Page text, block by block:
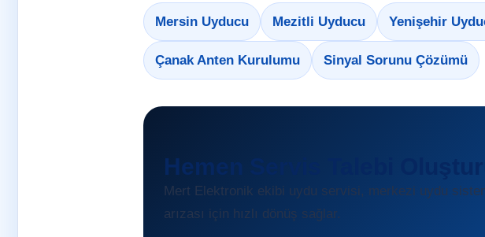
Mersin Uyducu Mezitli Uyducu Yenişehir
Çanak Anten Kurulumu Sinyal Sorunu Çözümü
Hemen Servis Talebi
Mert Elektronik ekibi uydu servisi, merkezi uydu
arızası için hızlı dönüş sağlar.